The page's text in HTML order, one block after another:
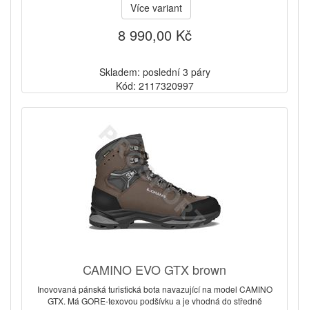
Více variant
8 990,00 Kč
Skladem: poslední 3 páry
Kód: 2117320997
CAMINO EVO GTX brown
Inovovaná pánská turistická bota navazující na model CAMINO
GTX. Má GORE-texovou podšívku a je vhodná do středně